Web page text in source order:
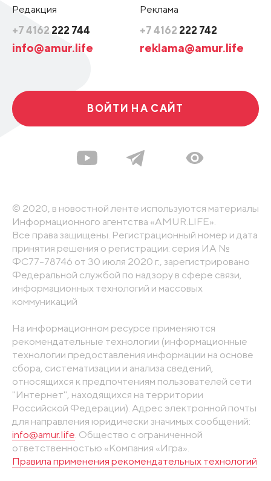
Редакция
+7 4162 222 744
info@amur.life
Реклама
+7 4162 222 742
reklama@amur.life
ВОЙТИ НА САЙТ
© 2020, в новостной ленте используются материалы
Информационного агентства «AMUR.LIFE».
Все права защищены. Регистрационный номер и дата
принятия решения о регистрации: серия ИА №
ФС77-78746 от 30 июля 2020 г., зарегистрировано
Федеральной службой по надзору в сфере связи,
информационных технологий и массовых
коммуникаций
На информационном ресурсе применяются
рекомендательные технологии (информационные
технологии предоставления информации на основе
сбора, систематизации и анализа сведений,
относящихся к предпочтениям пользователей сети
"Интернет", находящихся на территории
Российской Федерации). Адрес электронной почты
для направления юридически значимых сообщений:
info@amur.life. Общество с ограниченной
ответственностью «Компания «Игра».
Правила применения рекомендательных технологий